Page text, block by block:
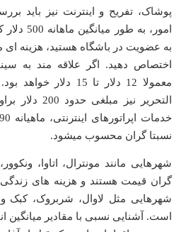
پوشاک، تفریح و اینترنت نیز باید
امور، به
اختصاص دهید. اگر علاقه مند به
معمولا 12 دلار تا 15
التحریر نیز
نسبتا گران محسوب میشود.
شهرهایی مانند مونترال، اتاوا،
گران قیمت هستند و هزینه های زندگی
شهرهایی مثل لاوال، شربروک، کبک و
است. آشنایی نسبی با مقادیر میانگین